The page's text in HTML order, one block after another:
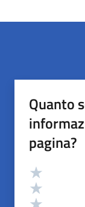
Quanto
pagina?
Valutazione